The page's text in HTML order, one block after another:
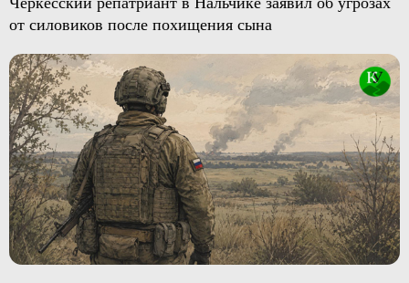
от силовиков после похищения сына